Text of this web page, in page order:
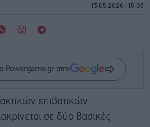
13.05.2026 | 15:03
Powergame.gr στην
επιβατικών
σε δύο βασικές